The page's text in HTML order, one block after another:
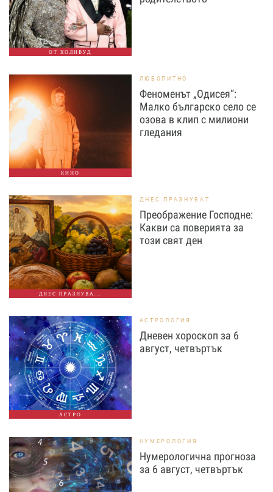
ОТ ХОЛИВУД
КИНО
ЛЮБОПИТНО
Феноменът „Одисея“:
Малко българско село се
озова в клип с милиони
гледания
ДНЕС ПРАЗНУВА...
ДНЕС ПРАЗНУВАТ
Преображение Господне:
Какви са поверията за
този свят ден
АСТРО
АСТРОЛОГИЯ
Дневен хороскоп за 6
август, четвъртък
НУМЕРОЛОГИЯ
Нумерологична прогноза
за 6 август, четвъртък